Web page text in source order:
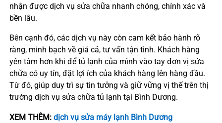
nhận được dịch vụ sửa chữa nhanh chóng, chính xác và
bền lâu.
Bên cạnh đó, các dịch vụ này còn cam kết bảo hành rõ
ràng, minh bạch về giá cả, tư vấn tận tình. Khách hàng
yên tâm hơn khi để tủ lạnh của mình vào tay đơn vị sửa
chữa có uy tín, đặt lợi ích của khách hàng lên hàng đầu.
Từ đó, giúp duy trì sự tin tưởng và giữ vững vị thế trên thị
trường dịch vụ sửa chữa tủ lạnh tại Bình Dương.
XEM THÊM: dịch vụ sửa máy lạnh Bình Dương